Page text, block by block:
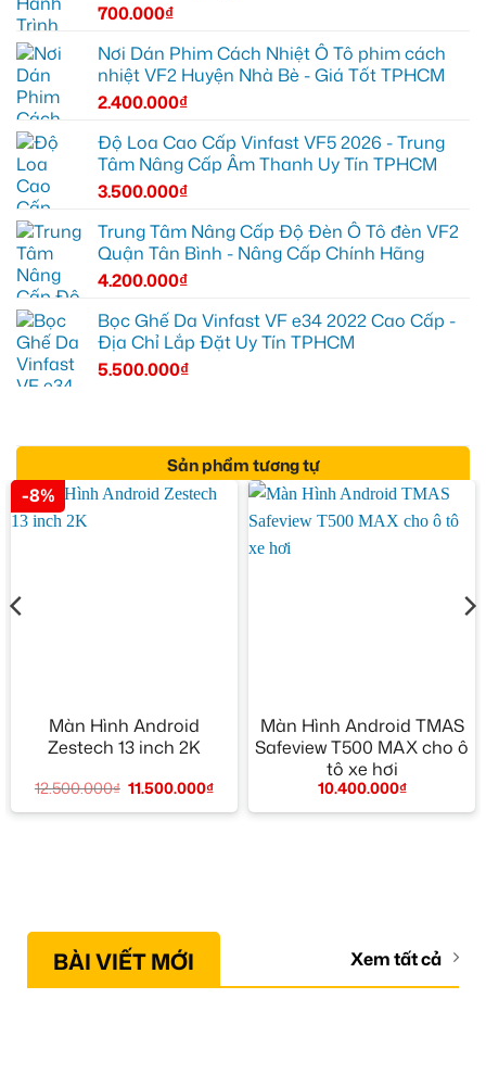
700.000₫
Nơi Dán Phim Cách Nhiệt Ô Tô phim cách
nhiệt VF2 Huyện Nhà Bè - Giá Tốt TPHCM
2.400.000₫
Độ Loa Cao Cấp Vinfast VF5 2026 - Trung
Tâm Nâng Cấp Âm Thanh Uy Tín TPHCM
3.500.000₫
Trung Tâm Nâng Cấp Độ Đèn Ô Tô đèn VF2
Quận Tân Bình - Nâng Cấp Chính Hãng
4.200.000₫
Bọc Ghế Da Vinfast VF e34 2022 Cao Cấp -
Địa Chỉ Lắp Đặt Uy Tín TPHCM
5.500.000₫
Sản phẩm tương tự
-8%
Màn Hình Android
Zestech 13 inch 2K
12.500.000₫ 11.500.000₫
Màn Hình Android TMAS
Safeview T500 MAX cho ô
tô xe hơi
10.400.000₫
BÀI VIẾT MỚI Xem tất cả